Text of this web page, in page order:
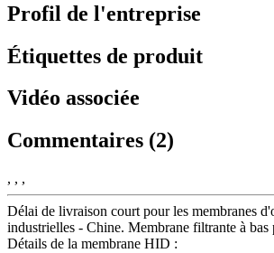
Profil de l'entreprise
Étiquettes de produit
Vidéo associée
Commentaires (2)
, , ,
Délai de livraison court pour les membranes
industrielles - Chine. Membrane filtrante à
Détails de la membrane HID :